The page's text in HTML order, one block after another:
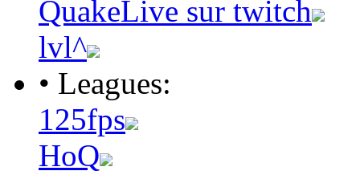
QuakeLive sur twitch
lvl^
• Leagues:
125fps
HoQ